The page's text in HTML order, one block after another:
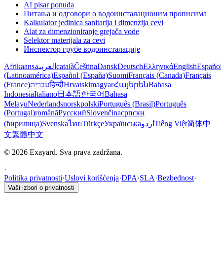
AI pisar ponuda
Питања и одговори о водоинсталационим прописима
Kalkulator jedinica sanitarija i dimenzija cevi
Alat za dimenzioniranje grejača vode
Selektor materijala za cevi
Инспектор грубе водоинсталације
Afrikaansالعربية catalàČeštinaDanskDeutschΕλληνικάEnglish
(Latinoamérica)Español (España)SuomiFrançais (Canada)Français
(France)עבריתहिन्दीHrvatskimagyarՀայերենBahasa
IndonesiaItaliano日本語한국어Bahasa
MelayuNederlandsnorskpolskiPortuguês (Brasil)Português
(Portugal)românăРусскийSlovenčinaсрпски
(ћирилица)SvenskaไทยTürkçeУкраїнськаاردو Tiếng Việt简体中
文繁體中文
© 2026 Exayard. Sva prava zadržana.
·
Politika privatnosti·Uslovi korišćenja·DPA·SLA·Bezbednost·
Vaši izbori o privatnosti